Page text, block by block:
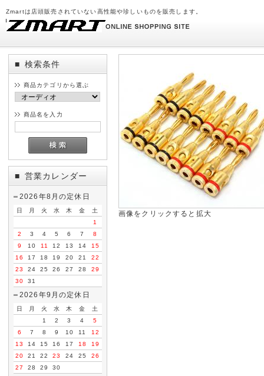
Zmartは店頭販売されていない高性能や珍しいものを販売します。
■ 検索条件
商品カテゴリから選ぶ
商品名を入力
■ 営業カレンダー
2026年8月の定休日
日 月 火 水 木 金
土
1
2
3 4 5 6 7
8
9
10 11 12 13 14
15
16
17 18 19 20 21
22
23
24 25 26 27 28
29
30
31
2026年9月の定休日
日 月 火 水 木 金
土
1
2 3 4
5
6
7 8 9 10 11
12
13
14 15 16 17 18
19
20
21 22 23 24 25
26
27
28 29 30
画像をクリックすると拡大